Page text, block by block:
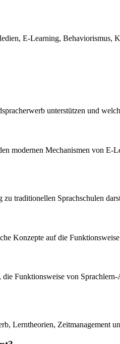
E-Learning,
unterstützen und
modernen Mechanismen von
traditionellen Sprachschulen
Konzepte auf die
Funktionsweise von
Lerntheorien, Zeitmanagement